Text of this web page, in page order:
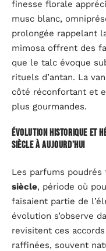
finesse florale
musc blanc,
prolongée rappelant
mimosa offrent des
que le talc évoque
rituels d’antan. La
côté réconfortant et
plus gourmandes.
Évolution historique et
siècle à aujourd’hui
Les parfums
siècle, période où
faisaient partie de
évolution s’observe
revisitent ces
raffinées, souvent